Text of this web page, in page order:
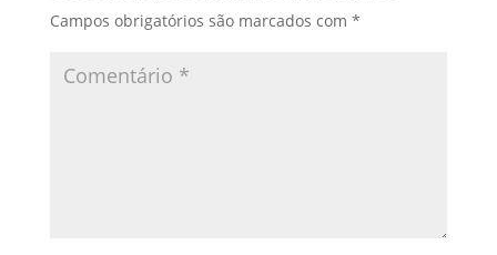
Campos obrigatórios são marcados com *